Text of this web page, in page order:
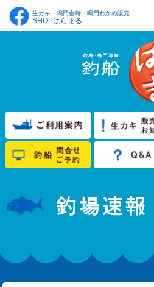
生カキ・鳴門金時・鳴門わかめ販売
SHOPはらまる